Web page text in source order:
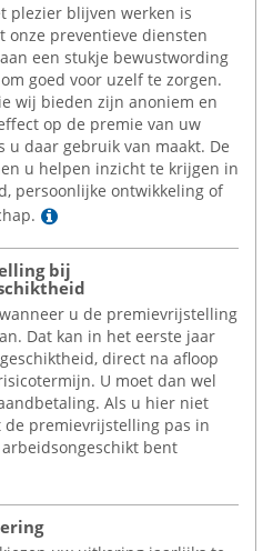
plezier blijven werken is
onze preventieve diensten
een stukje bewustwording
goed voor uzelf te zorgen.
wij bieden zijn anoniem en
op de premie van uw
u daar gebruik van maakt. De
u helpen inzicht te krijgen in
persoonlijke ontwikkeling of
Lees meer
bij
u de premievrijstelling
Dat kan in het eerste jaar
direct na afloop
U moet dan wel
Als u hier niet
de premievrijstelling pas in
bent
meer